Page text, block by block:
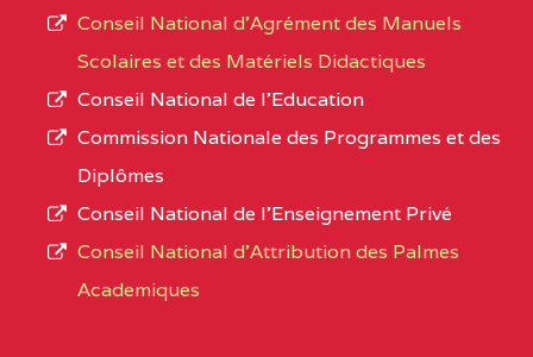
(CEGEP) STE FOI BP
:4740 YAOUNDE
CENTRE
COLLEGE PANAFRICAIN
DE L'EXCELLENCE BP
CENTRE
COLLEGE PRIVE
L’offre
d’éducation
de
Conseil National d’Agrément des Manuels
Scolaires et des Matériels Didactiques
Conseil National de l’Education
Commission Nationale des Programmes et des
Diplômes
Conseil National de l’Enseignement Privé
Conseil National d'Attribution des Palmes
Academiques